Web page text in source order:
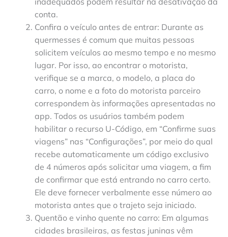
conta.
Confira o veículo antes de entrar: Durante as
quermesses é comum que muitas pessoas
solicitem veículos ao mesmo tempo e no mesmo
lugar. Por isso, ao encontrar o motorista,
verifique se a marca, o modelo, a placa do
carro, o nome e a foto do motorista parceiro
correspondem às informações apresentadas no
app. Todos os usuários também podem
habilitar o recurso U-Código, em “Confirme suas
viagens” nas “Configurações”, por meio do qual
recebe automaticamente um código exclusivo
de 4 números após solicitar uma viagem, a fim
de confirmar que está entrando no carro certo.
Ele deve fornecer verbalmente esse número ao
motorista antes que o trajeto seja iniciado.
Quentão e vinho quente no carro: Em algumas
cidades brasileiras, as festas juninas vêm